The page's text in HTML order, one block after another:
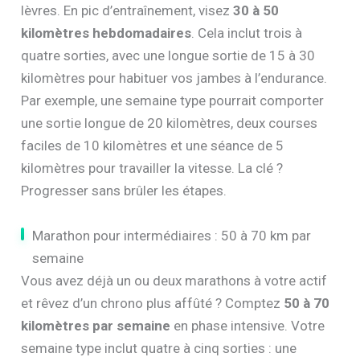
lèvres. En pic d’entraînement, visez30 à 50
kilomètres hebdomadaires. Cela inclut trois à
quatre sorties, avec une longue sortie de 15 à 30
kilomètres pour habituer vos jambes à l’endurance.
Par exemple, une semaine type pourrait comporter
une sortie longue de 20 kilomètres, deux courses
faciles de 10 kilomètres et une séance de 5
kilomètres pour travailler la vitesse. La clé ?
Progresser sans brûler les étapes.
Marathon pour intermédiaires : 50 à 70 km par
semaine
Vous avez déjà un ou deux marathons à votre actif
et rêvez d’un chrono plus affûté ? Comptez 50 à 70
kilomètres par semaine en phase intensive. Votre
semaine type inclut quatre à cinq sorties : une